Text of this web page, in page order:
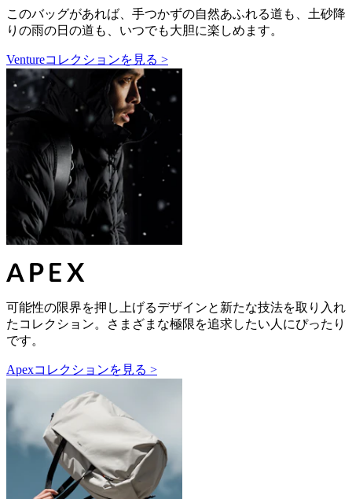
このバッグがあれば、手つかずの自然あふれる道も、土砂降
りの雨の日の道も、いつでも大胆に楽しめます。
Ventureコレクションを見る >
可能性の限界を押し上げるデザインと新たな技法を取り入れ
たコレクション。さまざまな極限を追求したい人にぴったり
です。
Apexコレクションを見る >